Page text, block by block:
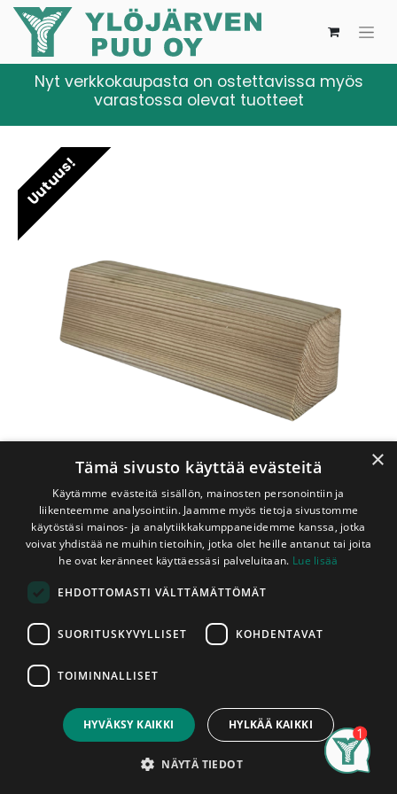
6,63€
Account
Nyt verkkokaupasta on ostettavissa myös
varastossa olevat tuotteet
Uutuus!
Shop
Kivipuu
Kivipuu 42x42/32 mm Säleikkörima / Vinorima
Kivipuu 42x42/32 mm
Säleikkörima / Vinorima
Höylätty
Täysin myrkytön, luonnon omaan
fossiloitumisprosessiin perustuva
kestopuu. Kivipuu on äärimmäisen
kestävä sekä paloturvallinen.
×
Tämä sivusto käyttää evästeitä
Käytämme evästeitä sisällön, mainosten personointiin ja
liikenteemme analysointiin. Jaamme myös tietoja sivustomme
käytöstäsi mainos- ja analytiikkakumppaneidemme kanssa, jotka
voivat yhdistää ne muihin tietoihin, jotka olet heille antanut tai joita
he ovat keränneet käyttäessäsi palveluitaan. Lue lisää
EHDOTTOMASTI VÄLTTÄMÄTTÖMÄT
SUORITUSKYVYLLISET KOHDENTAVAT
TOIMINNALLISET
HYVÄKSY KAIKKI HYLKÄÄ KAIKKI
NÄYTÄ TIEDOT